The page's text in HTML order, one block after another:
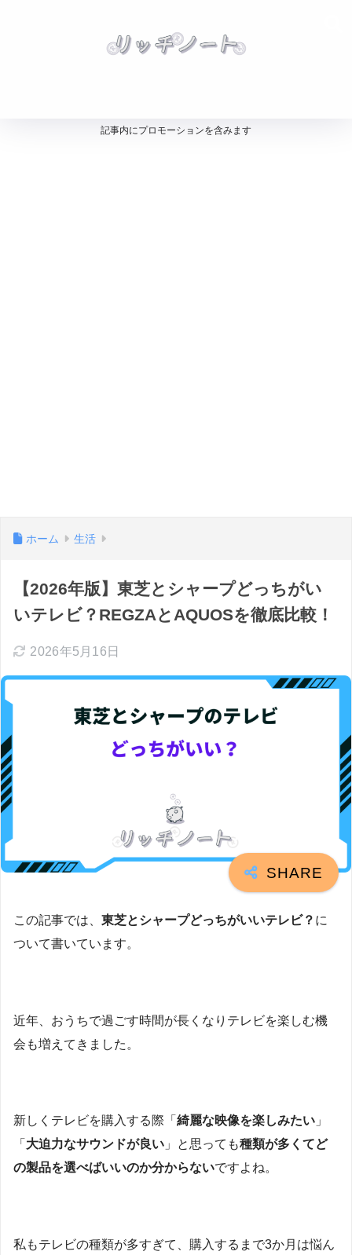
記事内にプロモーションを含みます
ホーム 生活
【2026年版】東芝とシャープどっちがい
いテレビ？REGZAとAQUOSを徹底比較！
2026年5月16日
この記事では、 東芝とシャープどっちがいいテレビ？ に
ついて書いています。
近年、おうちで過ごす時間が長くなりテレビを楽しむ機
会も増えてきました。
新しくテレビを購入する際「 綺麗な映像を楽しみたい 」
「 大迫力なサウンドが良い 」と思っても種類が多くてど
の製品を選べばいいのか分からないですよね。
私もテレビの種類が多すぎて、購入するまで3か月は悩ん